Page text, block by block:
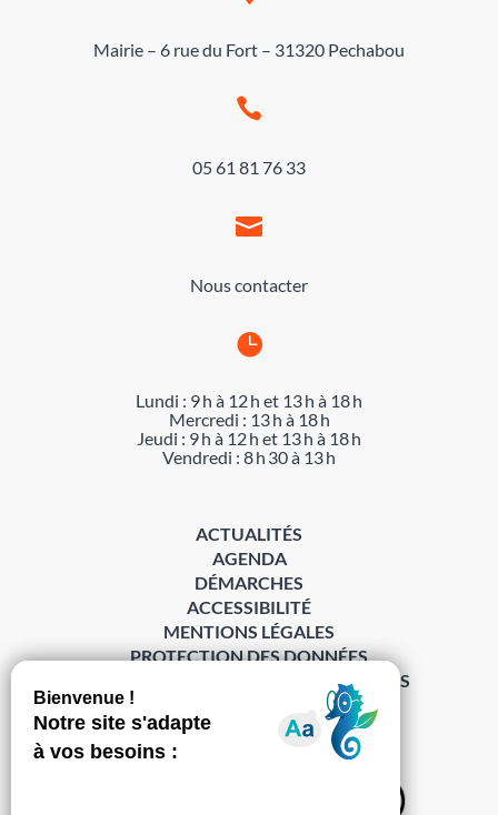
Mairie – 6 rue du Fort – 31320 Pechabou

05 61 81 76 33

Nous contacter

Lundi : 9 h à 12 h et 13 h à 18 h
Mercredi : 13 h à 18 h
Jeudi : 9 h à 12 h et 13 h à 18 h
Vendredi : 8 h 30 à 13 h
S’abonner à la Gazette ›
ACTUALITÉS
AGENDA
DÉMARCHES
ACCESSIBILITÉ
MENTIONS LÉGALES
PROTECTION DES DONNÉES
POLITIQUE DE GESTION DES COOKIES